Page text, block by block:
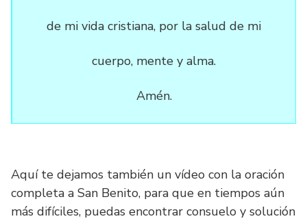
de mi vida cristiana, por la salud de mi
cuerpo, mente y alma.
Amén.
Aquí te dejamos también un vídeo con la oración
completa a San Benito, para que en tiempos aún
más difíciles, puedas encontrar consuelo y solución